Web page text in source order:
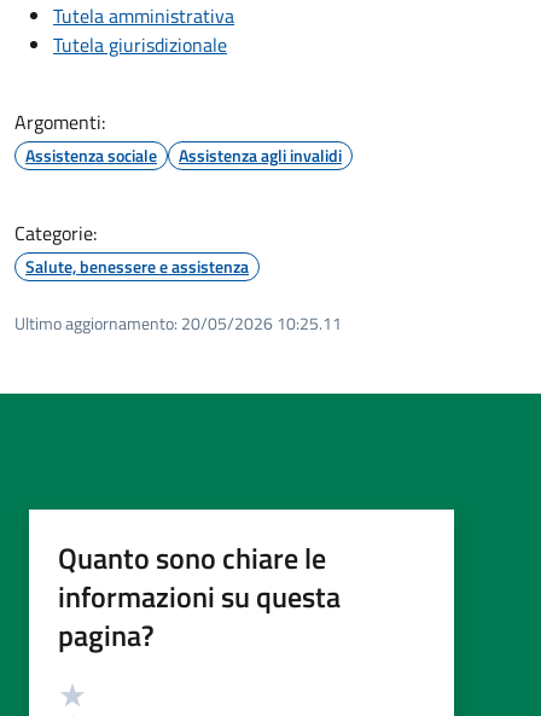
Tutela amministrativa
Tutela giurisdizionale
Argomenti:
Assistenza sociale Assistenza agli invalidi
Categorie:
Salute, benessere e assistenza
Ultimo aggiornamento: 20/05/2026 10:25.11
Quanto sono chiare le
informazioni su questa
pagina?
Valutazione